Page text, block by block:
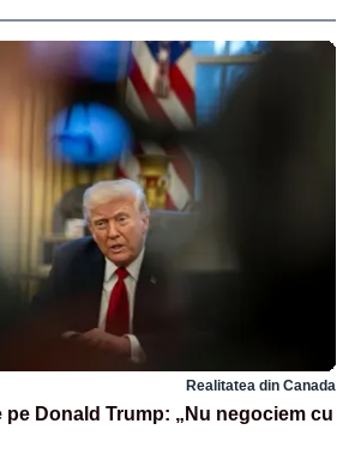
Realitatea din Canada
pe Donald Trump: „Nu negociem cu